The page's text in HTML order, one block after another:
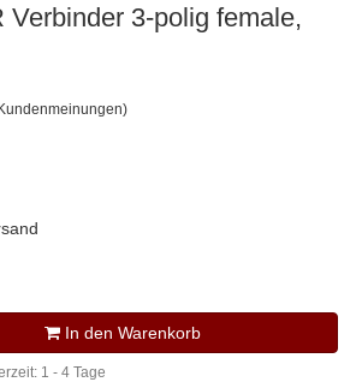
Verbinder 3-polig female,
In den Warenkorb
1 - 4 Tage